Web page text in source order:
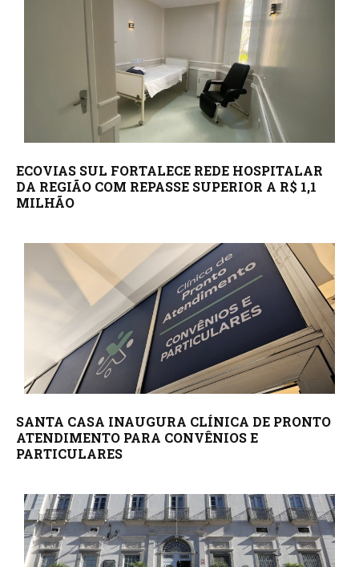
ECOVIAS SUL FORTALECE REDE HOSPITALAR
DA REGIÃO COM REPASSE SUPERIOR A R$ 1,1
MILHÃO
SANTA CASA INAUGURA CLÍNICA DE PRONTO
ATENDIMENTO PARA CONVÊNIOS E
PARTICULARES